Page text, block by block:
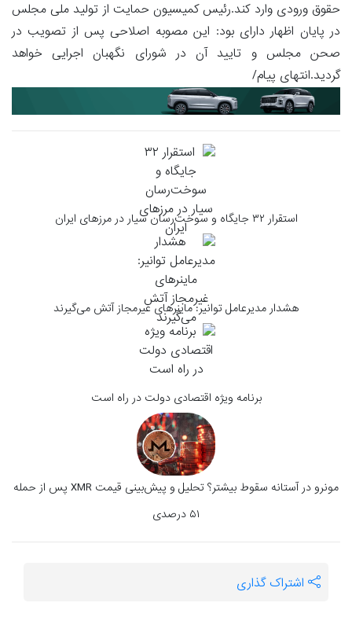
حقوق ورودی وارد کند.رئیس کمیسیون حمایت از تولید ملی مجلس
در پایان اظهار دارای بود: این مصوبه اصلاحی پس از تصویب در
صحن مجلس و تایید آن در شورای نگهبان اجرایی خواهد
گردید.انتهای پیام/
استقرار ۳۲ جایگاه و سوخت‌رسان سیار در مرزهای ایران
هشدار مدیرعامل توانیر: ماینرهای غیرمجاز آتش می‌گیرند
برنامه ویژه اقتصادی دولت در راه است
مونرو در آستانه سقوط بیشتر؟ تحلیل و پیش‌بینی قیمت XMR پس از حمله
۵۱ درصدی
اشتراک گذاری